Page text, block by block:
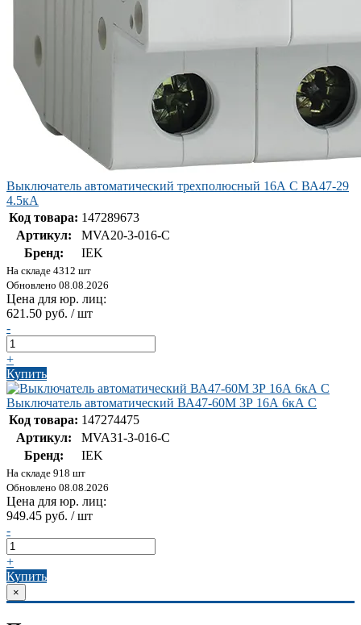
Выключатель автоматический трехполюсный 16А C ВА47-29
4.5кА
Код товара: 147289673
Артикул:
MVA20-3-016-C
Бренд:
IEK
На складе 4312 шт
Обновлено 08.08.2026
Цена для юр. лиц:
621.50 руб. / шт
-
+
Купить
Выключатель автоматический ВА47-60M 3Р 16А 6кА С
Код товара: 147274475
Артикул:
MVA31-3-016-C
Бренд:
IEK
На складе 918 шт
Обновлено 08.08.2026
Цена для юр. лиц:
949.45 руб. / шт
-
+
Купить
×